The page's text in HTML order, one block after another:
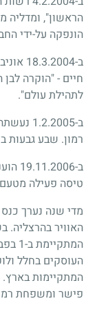
הראשון", ומדליה
הונפקה על-ידי
ב-
חיים - "הוקרה
לתהילת עולם".
ב-
רמון. שבע גבעות
טיסה פעילה
מדי שנה נערך
האוויר
העוסקים בחלל
המתקיימות
פישר ומשפחת